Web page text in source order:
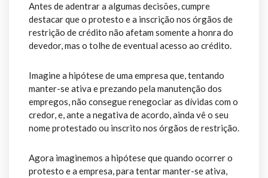
Antes de adentrar a algumas decisões, cumpre
destacar que o protesto e a inscrição nos órgãos de
restrição de crédito não afetam somente a honra do
devedor, mas o tolhe de eventual acesso ao crédito.
Imagine a hipótese de uma empresa que, tentando
manter-se ativa e prezando pela manutenção dos
empregos, não consegue renegociar as dívidas com o
credor, e, ante a negativa de acordo, ainda vê o seu
nome protestado ou inscrito nos órgãos de restrição.
Agora imaginemos a hipótese que quando ocorrer o
protesto e a empresa, para tentar manter-se ativa,